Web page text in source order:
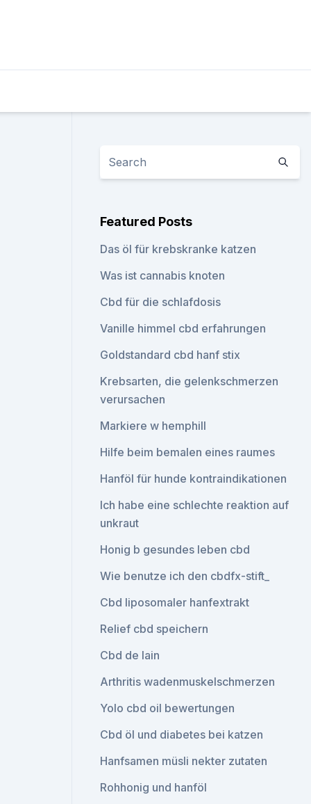
Featured Posts
Das öl für krebskranke katzen
Was ist cannabis knoten
Cbd für die schlafdosis
Vanille himmel cbd erfahrungen
Goldstandard cbd hanf stix
Krebsarten, die gelenkschmerzen
verursachen
Markiere w hemphill
Hilfe beim bemalen eines raumes
Hanföl für hunde kontraindikationen
Ich habe eine schlechte reaktion auf
unkraut
Honig b gesundes leben cbd
Wie benutze ich den cbdfx-stift_
Cbd liposomaler hanfextrakt
Relief cbd speichern
Cbd de lain
Arthritis wadenmuskelschmerzen
Yolo cbd oil bewertungen
Cbd öl und diabetes bei katzen
Hanfsamen müsli nekter zutaten
Rohhonig und hanföl